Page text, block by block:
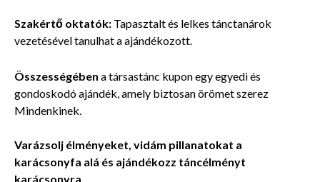
Szakértő oktatók: Tapasztalt és lelkes tánctanárok
vezetésével tanulhat a ajándékozott.
Összességében a társastánc kupon egy egyedi és
gondoskodó ajándék, amely biztosan örömet szerez
Mindenkinek.
Varázsolj élményeket, vidám pillanatokat a
karácsonyfa alá és ajándékozz táncélményt
karácsonyra.